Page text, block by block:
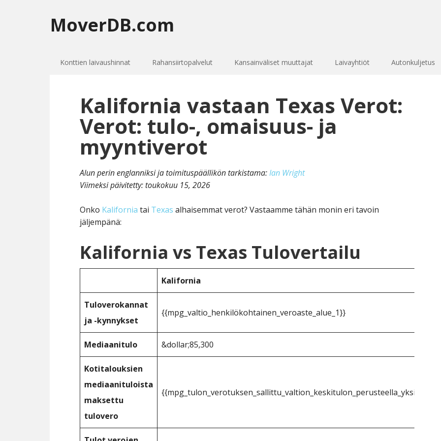
MoverDB.com
Konttien laivaushinnat Rahansiirtopalvelut Kansainväliset muuttajat Laivayhtiöt Autonkuljetus
Kalifornia vastaan Texas Verot:
Verot: tulo-, omaisuus- ja
myyntiverot
Alun perin englanniksi ja toimituspäällikön tarkistama:Ian Wright
Viimeksi päivitetty:toukokuu 15, 2026
Onko Kalifornia tai Texas alhaisemmat verot? Vastaamme tähän monin eri tavoin
jäljempänä:
Kalifornia vs Texas Tulovertailu
Kalifornia
Tuloverokannat
ja -kynnykset
{{mpg_valtio_henkilökohtainen_veroaste_alue_1}}
Mediaanitulo &dollar;85,300
Kotitalouksien
mediaanituloista
maksettu
tulovero